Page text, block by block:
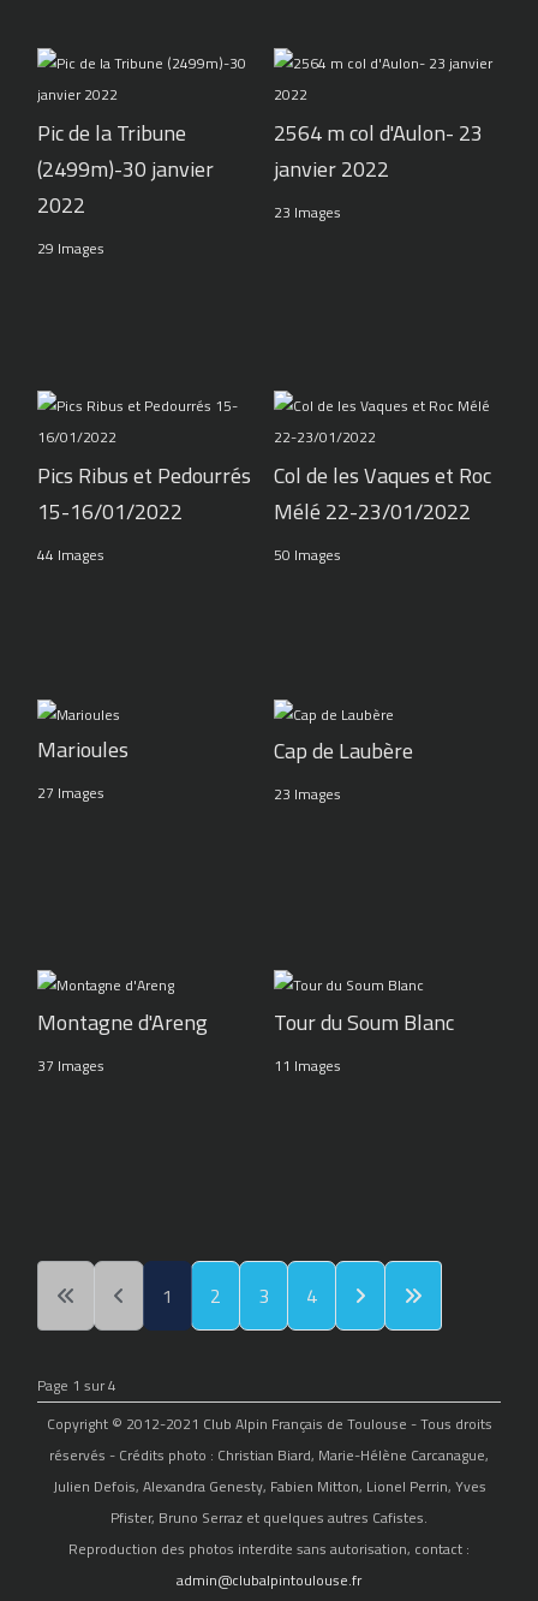
Pic de la Tribune
(2499m)-30 janvier
2022
29 Images
2564 m col d'Aulon- 23
janvier 2022
23 Images
Pics Ribus et Pedourrés
15-16/01/2022
44 Images
Col de les Vaques et Roc
Mélé 22-23/01/2022
50 Images
Marioules
27 Images
Cap de Laubère
23 Images
Montagne d'Areng
37 Images
Tour du Soum Blanc
11 Images
1 2 3 4
Page 1 sur 4
Copyright © 2012-2021 Club Alpin Français de Toulouse - Tous droits
réservés - Crédits photo : Christian Biard, Marie-Hélène Carcanague,
Julien Defois, Alexandra Genesty, Fabien Mitton, Lionel Perrin, Yves
Pfister, Bruno Serraz et quelques autres Cafistes.
Reproduction des photos interdite sans autorisation, contact :
admin@clubalpintoulouse.fr